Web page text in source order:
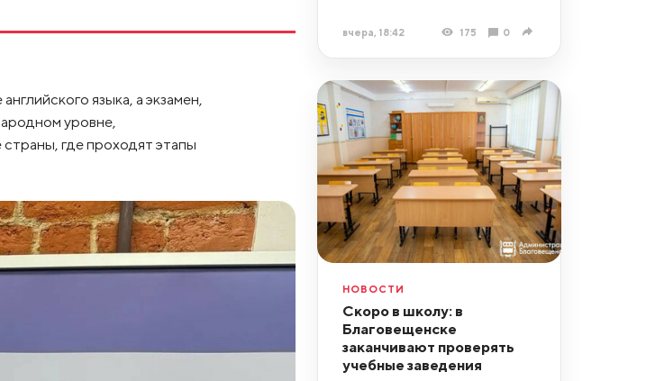
языка, а экзамен,
уровне,
где проходят этапы
вчера, 18:42 175 0
НОВОСТИ
Скоро в школу: в
Благовещенске
заканчивают проверять
учебные заведения